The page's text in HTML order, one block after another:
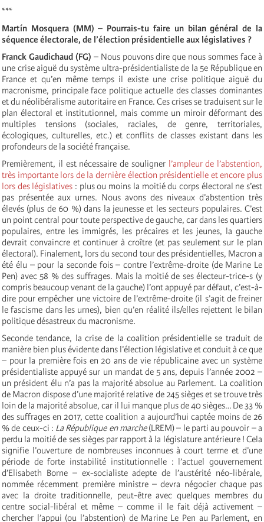
***
Martín Mosquera (MM) – Pourrais-tu faire un bilan général de la
séquence électorale, de l’élection présidentielle aux législatives ?
Franck Gaudichaud (FG) – Nous pouvons dire que nous sommes face à
une crise aiguë du système ultra-présidentialiste de la 5e République en
France et qu’en même temps il existe une crise politique aiguë du
macronisme, principale face politique actuelle des classes dominantes
et du néolibéralisme autoritaire en France. Ces crises se traduisent sur le
plan électoral et institutionnel, mais comme un miroir déformant des
multiples tensions (sociales, raciales, de genre, territoriales,
écologiques, culturelles, etc.) et conflits de classes existant dans les
profondeurs de la société française.
Premièrement, il est nécessaire de souligner l’ampleur de l’abstention,
très importante lors de la dernière élection présidentielle et encore plus
lors des législatives : plus ou moins la moitié du corps électoral ne s’est
pas présentée aux urnes. Nous avons des niveaux d’abstention très
élevés (plus de 60 %) dans la jeunesse et les secteurs populaires. C’est
un point central pour toute perspective de gauche, car dans les quartiers
populaires, entre les immigrés, les précaires et les jeunes, la gauche
devrait convaincre et continuer à croître (et pas seulement sur le plan
électoral). Finalement, lors du second tour des présidentielles, Macron a
été élu – pour la seconde fois – contre l’extrême-droite (de Marine Le
Pen) avec 58 % des suffrages. Mais la moitié de ses électeur-trice-s (y
compris beaucoup venant de la gauche) l’ont appuyé par défaut, c’est-à-
dire pour empêcher une victoire de l’extrême-droite (il s’agit de freiner
le fascisme dans les urnes), bien qu’en réalité ils/elles rejettent le bilan
politique désastreux du macronisme.
Seconde tendance, la crise de la coalition présidentielle se traduit de
manière bien plus évidente dans l’élection législative et conduit à ce que
– pour la première fois en 20 ans de vie républicaine avec un système
présidentialiste appuyé sur un mandat de 5 ans, depuis l’année 2002 –
un président élu n’a pas la majorité absolue au Parlement. La coalition
de Macron dispose d’une majorité relative de 245 sièges et se trouve très
loin de la majorité absolue, car il lui manque plus de 40 sièges… De 33 %
des suffrages en 2017, cette coalition a aujourd’hui captée moins de 26
% de ceux-ci : La République en marche(LREM) – le parti au pouvoir – a
perdu la moitié de ses sièges par rapport à la législature antérieure ! Cela
signifie l’ouverture de nombreuses inconnues à court terme et d’une
période de forte instabilité institutionnelle : l’actuel gouvernement
d’Elisabeth Borne – ex-socialiste adepte de l’austérité néo-libérale,
nommée récemment première ministre – devra négocier chaque pas
avec la droite traditionnelle, peut-être avec quelques membres du
centre social-libéral et même – comme il le fait déjà activement –
chercher l’appui (ou l’abstention) de Marine Le Pen au Parlement, en